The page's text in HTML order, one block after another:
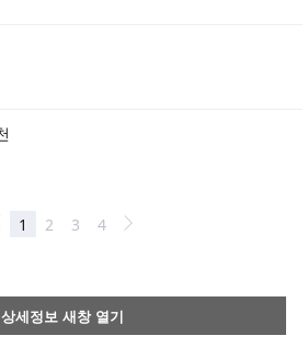
상세정보 새창 열기